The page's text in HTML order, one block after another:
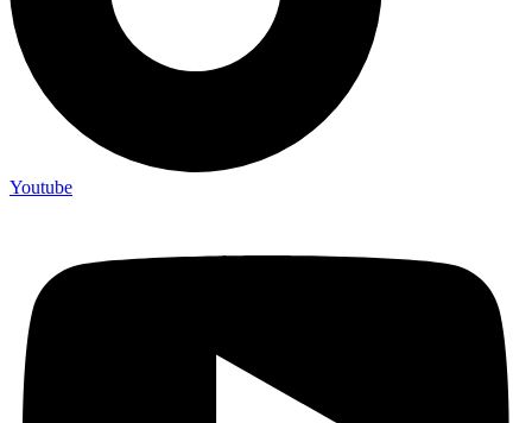
Youtube